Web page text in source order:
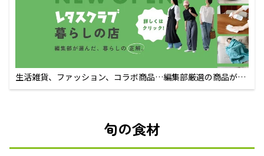
生活雑貨、ファッション、コラボ商品…編集部厳選の商品が買
えるECサイト
旬の食材